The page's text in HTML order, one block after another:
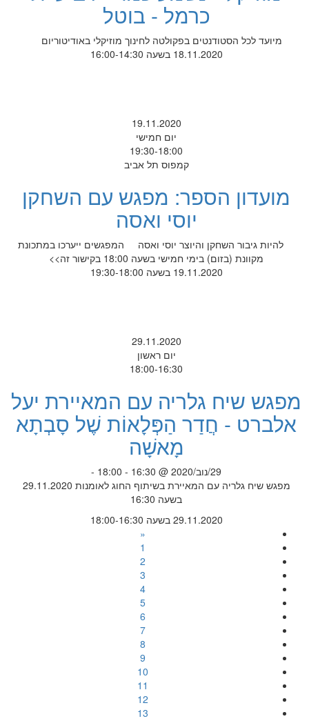
כרמל - בוטל
מיועד לכל הסטודנטים בפקולטה לחינוך מוזיקלי באודיטוריום
18.11.2020 בשעה 16:00-14:30
19.11.2020
יום חמישי
19:30-18:00
קמפוס תל אביב
מועדון הספר: מפגש עם השחקן
יוסי ואסה
להיות גיבור השחקן והיוצר יוסי ואסה המפגשים ייערכו במתכונת
מקוונת (בזום) בימי חמישי בשעה 18:00 בקישור זה>>
19.11.2020 בשעה 19:30-18:00
29.11.2020
יום ראשון
18:00-16:30
מפגש שיח גלריה עם המאיירת יעל
אלברט - חֲדַר הַפְּלָאוֹת שֶׁל סָבְתָא
מָאשָׁה
29/נוב/2020 @ 16:30 - 18:00 -
מפגש שיח גלריה עם המאיירת בשיתוף החוג לאומנות 29.11.2020
בשעה 16:30
29.11.2020 בשעה 18:00-16:30
«
1
2
3
4
5
6
7
8
9
10
11
12
13